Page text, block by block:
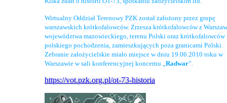
Wirtualny Oddział Terenowy PZK został założony przez grupę
warszawskich krótkofalowców. Zrzesza krótkofalowców z
województwa mazowieckiego, terenu Polski oraz krótkofalowców
polskiego pochodzenia, zamieszkujących poza granicami Polski.
Zebranie założycielskie miało miejsce w dniu 19.06.2010 roku w
Warszawie w sali konferencyjnej koncernu „Radwar”.
https://vot.pzk.org.pl/ot-73-historia